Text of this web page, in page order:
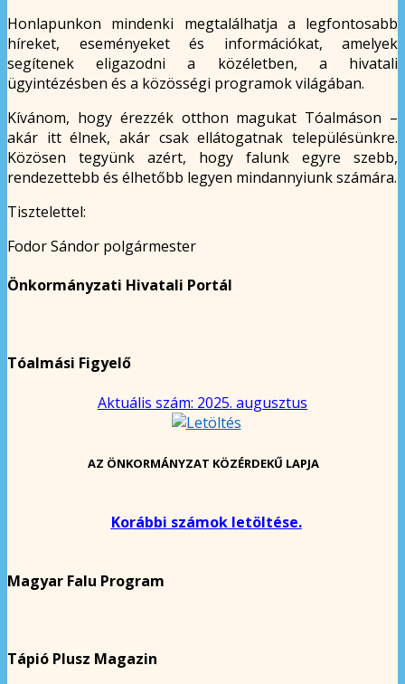
Honlapunkon mindenki megtalálhatja a legfontosabb
híreket, eseményeket és információkat, amelyek
segítenek eligazodni a közéletben, a hivatali
ügyintézésben és a közösségi programok világában.
Kívánom, hogy érezzék otthon magukat Tóalmáson –
akár itt élnek, akár csak ellátogatnak településünkre.
Közösen tegyünk azért, hogy falunk egyre szebb,
rendezettebb és élhetőbb legyen mindannyiunk számára.
Tisztelettel:
Fodor Sándor polgármester
Önkormányzati Hivatali Portál
Tóalmási Figyelő
Aktuális szám: 2025. augusztus
AZ ÖNKORMÁNYZAT KÖZÉRDEKŰ LAPJA
Korábbi számok letöltése.
Magyar Falu Program
Tápió Plusz Magazin